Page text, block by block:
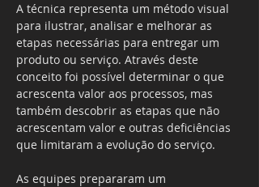
A técnica representa um método visual
para ilustrar, analisar e melhorar as
etapas necessárias para entregar um
produto ou serviço. Através deste
conceito foi possível determinar o que
acrescenta valor aos processos, mas
também descobrir as etapas que não
acrescentam valor e outras deficiências
que limitaram a evolução do serviço.
As equipes prepararam um